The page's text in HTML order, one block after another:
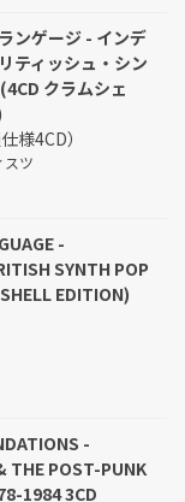
ンゲージ - インデ
ティッシュ・シン
クラムシェ
様4CD）
スツ
-
SYNTH POP
EDITION)
-
THE POST-PUNK
1984 3CD